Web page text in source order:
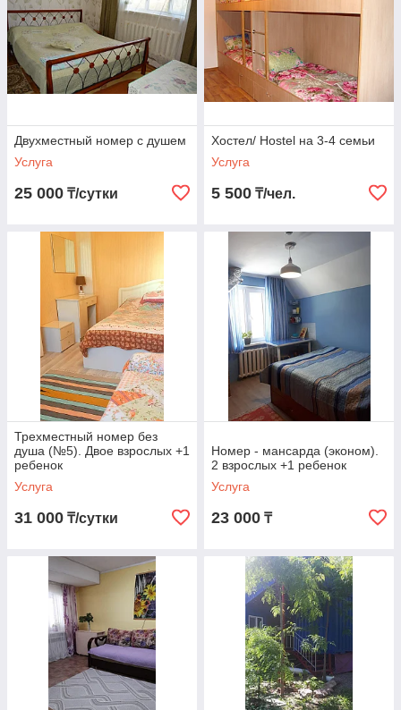
Двухместный номер с душем
Услуга
25 000 ₸/сутки
Хостел/ Hostel на 3-4 семьи
Услуга
5 500 ₸/чел.
Трехместный номер без
душа (№5). Двое взрослых +1
ребенок
Услуга
31 000 ₸/сутки
Номер - мансарда (эконом).
2 взрослых +1 ребенок
Услуга
23 000 ₸